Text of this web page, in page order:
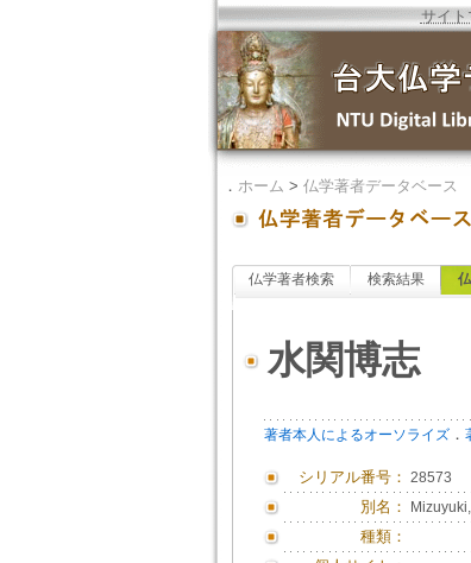
サイト
． ホーム > 仏学著者データベース
仏学著者検索 検索結果
水関博志
著者本人によるオーソライズ．
シリアル番号： 28573
別名：
種類：